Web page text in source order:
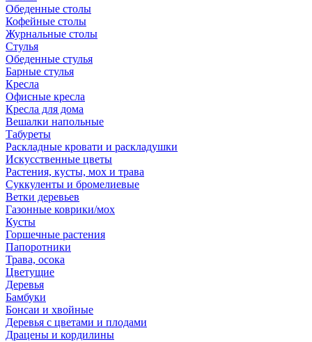
Обеденные столы
Кофейные столы
Журнальные столы
Стулья
Обеденные стулья
Барные стулья
Кресла
Офисные кресла
Кресла для дома
Вешалки напольные
Табуреты
Раскладные кровати и раскладушки
Искусственные цветы
Растения, кусты, мох и трава
Суккуленты и бромелиевые
Ветки деревьев
Газонные коврики/мох
Кусты
Горшечные растения
Папоротники
Трава, осока
Цветущие
Деревья
Бамбуки
Бонсаи и хвойные
Деревья с цветами и плодами
Драцены и кордилины